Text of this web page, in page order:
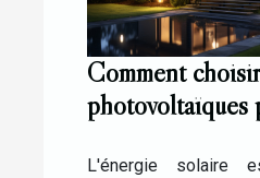
Comment
photovoltaïques
L'énergie solaire